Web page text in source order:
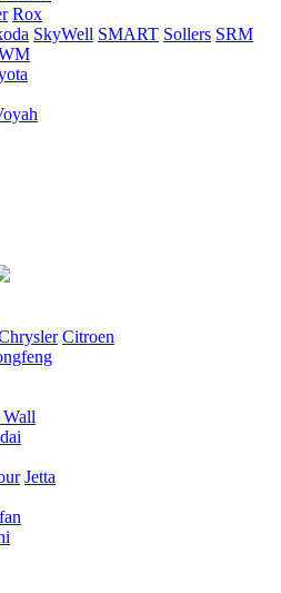
Rox
SkyWell SMART Sollers SRM
Citroen
Wall
Jetta